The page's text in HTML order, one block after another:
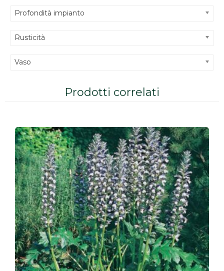
Profondità impianto
Rusticità
Vaso
Prodotti correlati